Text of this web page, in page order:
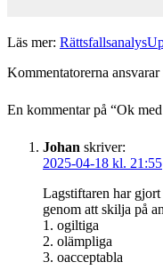
Läs mer: Rättsfallsanalys
Kommentatorerna
En kommentar på “Ok
Johan skriver:
2025-04-18 kl. 21:55
Lagstiftaren har
genom att skilja på
1. ogiltiga
2. olämpliga
3. oacceptabla